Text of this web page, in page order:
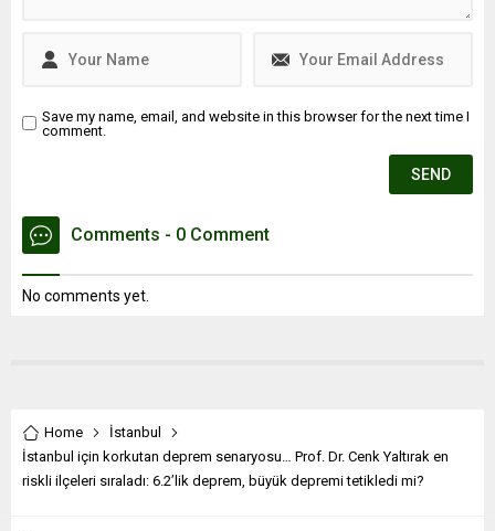
Save my name, email, and website in this browser for the next time I
comment.
Comments - 0 Comment
No comments yet.
Home
İstanbul
İstanbul için korkutan deprem senaryosu… Prof. Dr. Cenk Yaltırak en
riskli ilçeleri sıraladı: 6.2’lik deprem, büyük depremi tetikledi mi?